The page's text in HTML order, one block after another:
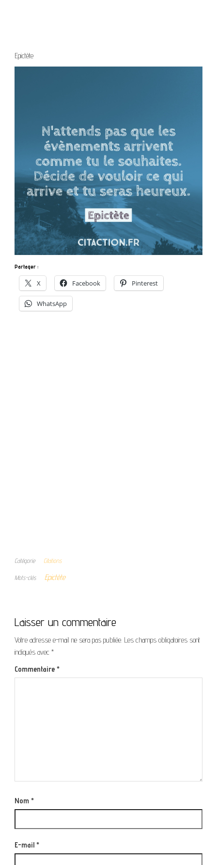
Epictète
Partager :
X Facebook Pinterest
WhatsApp
Catégorie Citations
Mots-clés Epictète
Laisser un commentaire
Votre adresse e-mail ne sera pas publiée. Les champs obligatoires sont
indiqués avec *
Commentaire *
Nom *
E-mail *